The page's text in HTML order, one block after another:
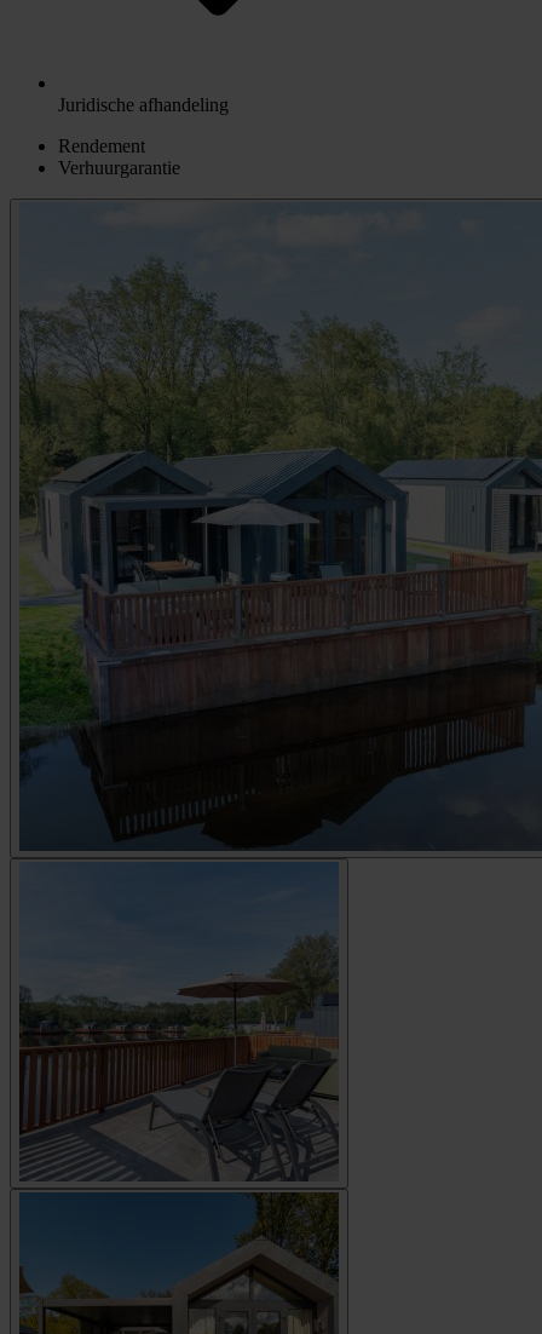
Juridische afhandeling
Rendement
Verhuurgarantie